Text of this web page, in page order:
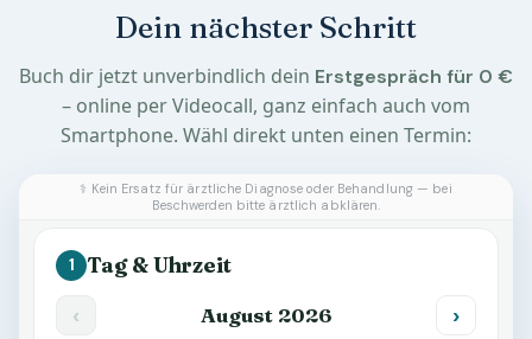
Dein nächster Schritt
Buch dir jetzt unverbindlich dein Erstgespräch für 0 €
– online per Videocall, ganz einfach auch vom
Smartphone. Wähl direkt unten einen Termin: